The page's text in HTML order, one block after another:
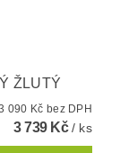
ŽLUTÝ
3 090 Kč bez DPH
3 739 Kč/ ks